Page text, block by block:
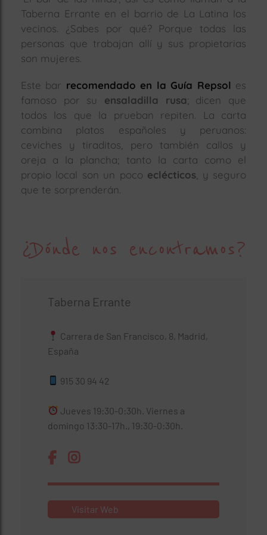
Taberna Errante en el barrio de La Latina los
vecinos. ¿Sabes por qué? Porque todas las
personas que trabajan allí y sus propietarias
son mujeres.
Este bar recomendado en la Guía Repsol es
famoso por su ensaladilla rusa ; dicen que
todos los que la prueban repiten. La carta
combina platos españoles y peruanos:
ceviches y tiraditos, pero también callos y
oreja a la plancha; tanto la carta como el
propio local son un poco eclécticos , y seguro
que te sorprenderán.
¿Dónde nos encontramos?
Taberna Errante
Carrera de San Francisco, 8, Madrid,
España
915 30 94 42
Jueves 19:30-0:30h. Viernes a
domingo 13:30-17h., 19:30-0:30h.
Visitar Web